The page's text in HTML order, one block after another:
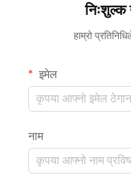
निःशुल्क
हाम्रो
इमेल
नाम